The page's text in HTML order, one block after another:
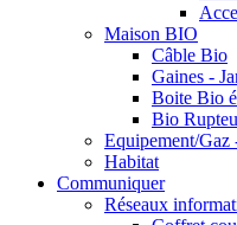
Maison BIO
Câble Bio
Gaines -
Boite Bio
Bio
Equipement/
Habitat
Communiquer
Réseaux